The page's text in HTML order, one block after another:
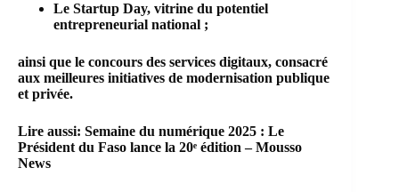
Le Startup Day, vitrine du potentiel
entrepreneurial national ;
ainsi que le concours des services digitaux, consacré
aux meilleures initiatives de modernisation publique
et privée.
Lire aussi: Semaine du numérique 2025 : Le
Président du Faso lance la 20ᵉ édition – Mousso
News